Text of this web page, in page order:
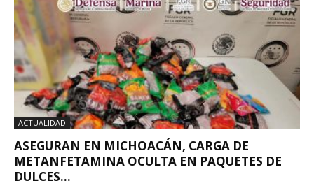
ACTUALIDAD
ASEGURAN EN MICHOACÁN, CARGA DE
METANFETAMINA OCULTA EN PAQUETES DE
DULCES...